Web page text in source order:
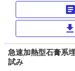
article
download
急速加熱型石膏系
試み